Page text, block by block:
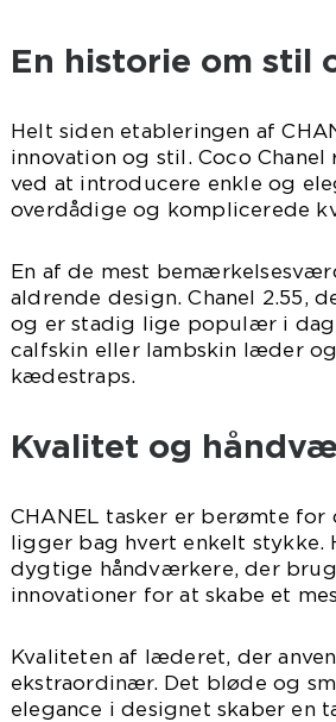
En historie om stil
Helt siden etableringen af
innovation og stil. Coco Chanel
ved at introducere enkle og
overdådige og komplicerede
En af de mest
aldrende design. Chanel 2.55,
og er stadig lige populær i
calfskin eller lambskin læder
kædestraps.
Kvalitet og
CHANEL tasker er berømte
ligger bag hvert enkelt stykke.
dygtige håndværkere, der
innovationer for at skabe et
Kvaliteten af læderet, der
ekstraordinær. Det bløde og
elegance i designet skaber en